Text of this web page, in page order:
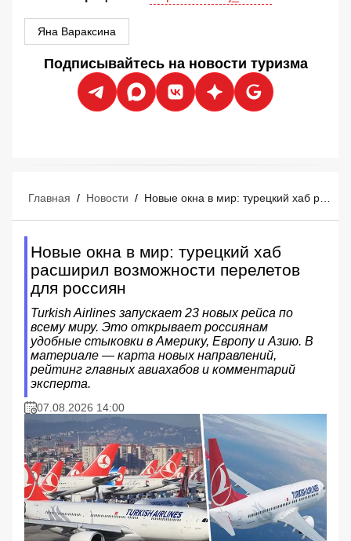
Яна Вараксина
Подписывайтесь на новости туризма
Главная / Новости /
Новые окна в мир: турецкий хаб
расширил возможности перелетов
для россиян
Turkish Airlines запускает 23 новых рейса по
всему миру. Это открывает россиянам
удобные стыковки в Америку, Европу и Азию. В
материале — карта новых направлений,
рейтинг главных авиахабов и комментарий
эксперта.
07.08.2026 14:00